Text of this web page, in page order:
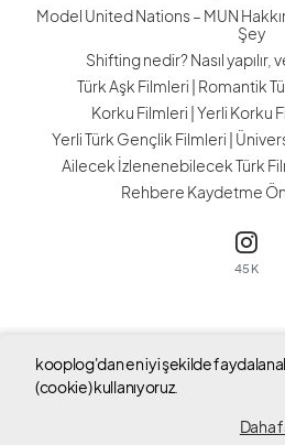
Model United Nations – MUN
Şey
Shifting nedir? Nasıl
Türk Aşk Filmleri | Romantik
Korku Filmleri | Yerli Korku
Yerli Türk Gençlik Filmleri |
Ailecek İzlenenebilecek Türk
Rehbere Kaydetme
45K
Tüm hakları saklıdır ©
Çerez
kooplog'dan en iyi şekilde
(cookie) kullanıyoruz.
Daha